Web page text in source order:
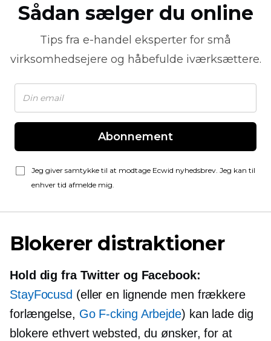
Sådan sælger du online
Tips fra e-handel eksperter for små
virksomhedsejere og håbefulde iværksættere.
Abonnement
Jeg giver samtykke til at modtage Ecwid nyhedsbrev. Jeg kan til
enhver tid afmelde mig.
Blokerer distraktioner
Hold dig fra Twitter og Facebook:
StayFocusd (eller en lignende men frækkere
forlængelse, Go F-cking Arbejde) kan lade dig
blokere ethvert websted, du ønsker, for at